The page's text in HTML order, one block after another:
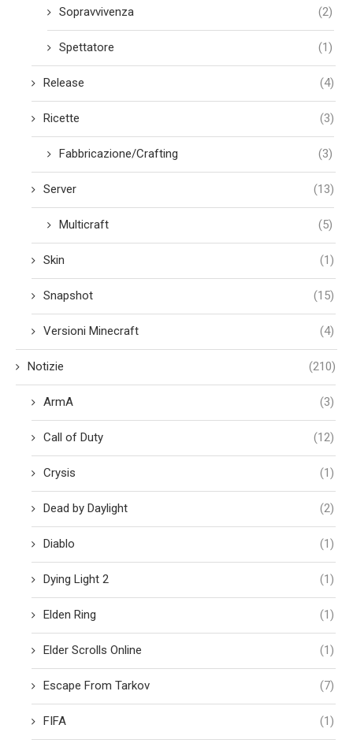
Sopravvivenza (2)
Spettatore (1)
Release (4)
Ricette (3)
Fabbricazione/Crafting (3)
Server (13)
Multicraft (5)
Skin (1)
Snapshot (15)
Versioni Minecraft (4)
Notizie (210)
ArmA (3)
Call of Duty (12)
Crysis (1)
Dead by Daylight (2)
Diablo (1)
Dying Light 2 (1)
Elden Ring (1)
Elder Scrolls Online (1)
Escape From Tarkov (7)
FIFA (1)